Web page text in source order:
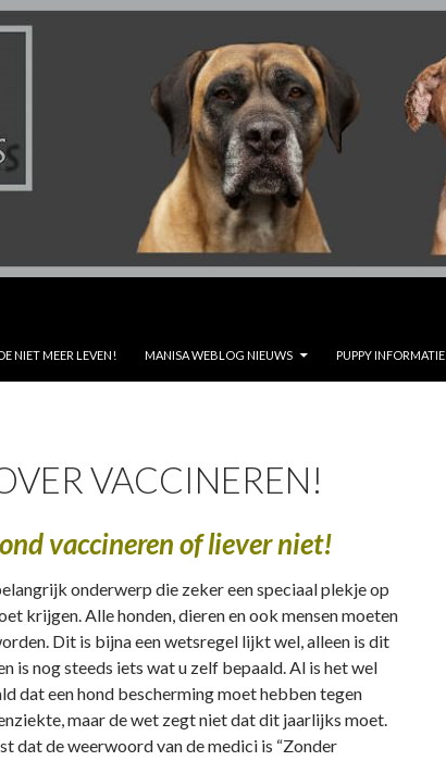
NIET MEER LEVEN! MANISA WEBLOG NIEUWS PUPPY INFORMATIE
VACCINEREN!
vaccineren of liever niet!
onderwerp die zeker een speciaal plekje op
krijgen. Alle honden, dieren en ook mensen moeten
Dit is bijna een wetsregel lijkt wel, alleen is dit
is nog steeds iets wat u zelf bepaald. Al is het wel
dat een hond bescherming moet hebben tegen
maar de wet zegt niet dat dit jaarlijks moet.
dat de weerwoord van de medici is “Zonder